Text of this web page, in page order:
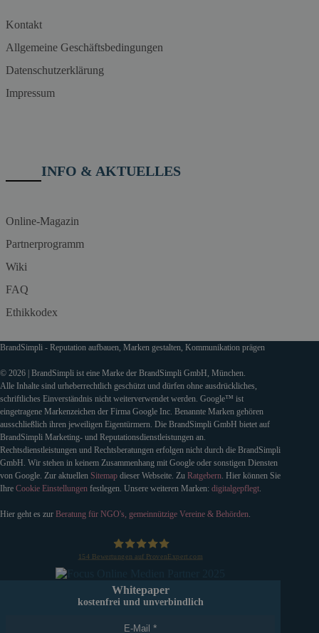
Kontakt
Allgemeine Geschäftsbedingungen
Datenschutzerklärung
Impressum
INFO & AKTUELLES
Online-Magazin
Partnerprogramm
Wiki
FAQ
Ethikkodex
BrandSimpli - Reputation aufbauen, Marken gestalten, Kommunikation prägen
© 2026 | BrandSimpli ist eine Marke der BrandSimpli GmbH, München.
Alle Inhalte sind urheberrechtlich geschützt und dürfen ohne ausdrückliches,
schriftliches Einverständnis nicht weiterverwendet werden. Google™ ist
eingetragene Markenzeichen der Firma Google Inc. Benannte Marken gehören
ausschließlich ihren jeweiligen Eigentürmern. Die BrandSimpli GmbH bietet auf
BrandSimpli Marketing- und Reputationsdienstleistungen an.
Rechtsdienstleistungen und Rechtsberatungen erfolgen nicht durch die BrandSimpli
GmbH. Wir stehen in keinem Zusammenhang mit Google oder sonstigen Diensten
von Google. Zur aktuellen Sitemap dieser Webseite. Zu Ratgebern. Hier können Sie
Ihre Cookie Einstellungen festlegen. Unsere weiteren Marken: digitalgepflegt.
Hier geht es zur Beratung für NGO's, gemeinnützige Vereine & Behörden.
154 Bewertungen auf ProvenExpert.com
Whitepaper
kostenfrei und unverbindlich
E-Mail